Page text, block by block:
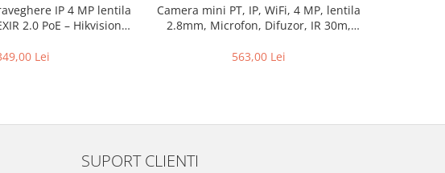
IP 4 MP lentila
2.0 PoE – Hikvision –
Lei
Camera mini PT, IP, WiFi, 4 MP, lentila
2.8mm, Microfon, Difuzor, IR 30m,
2DE2C400IWG-W-2.8mm
563,00 Lei
SUPORT CLIENTI